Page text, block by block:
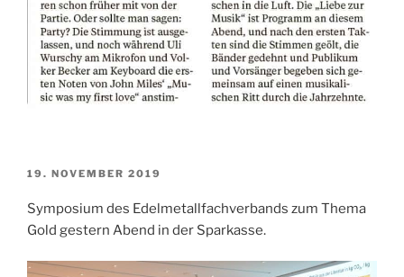
VERÖFFENTLICHT
19. NOVEMBER 2019
Symposium des Edelmetallfachverbands zum Thema
Gold gestern Abend in der Sparkasse.